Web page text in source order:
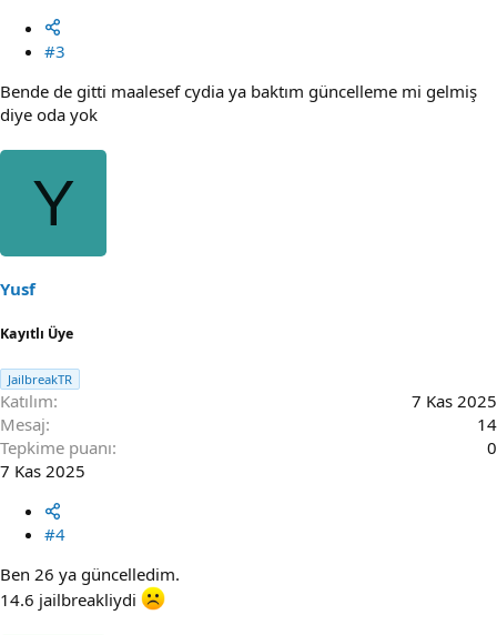
#3
Bende de gitti maalesef cydia ya baktım güncelleme mi gelmiş
diye oda yok
Y
Yusf
Kayıtlı Üye
JailbreakTR
Katılım
7 Kas 2025
Mesaj
14
Tepkime puanı
0
7 Kas 2025
#4
Ben 26 ya güncelledim.
14.6 jailbreakliydi